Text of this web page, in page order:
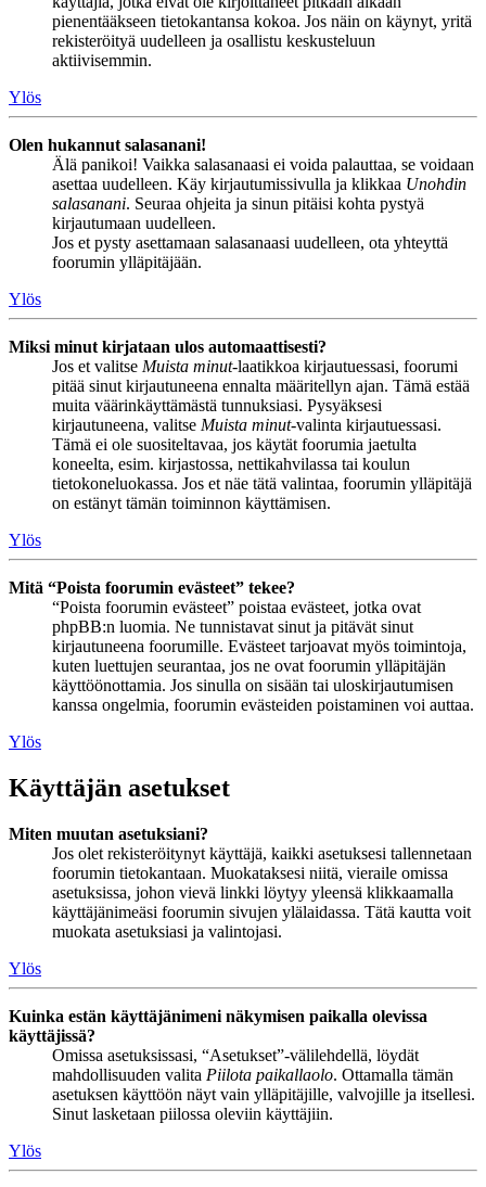
pienentääkseen tietokantansa kokoa. Jos näin on käynyt, yritä
rekisteröityä uudelleen ja osallistu keskusteluun
aktiivisemmin.
Ylös
Olen hukannut salasanani!
Älä panikoi! Vaikka salasanaasi ei voida palauttaa, se voidaan
asettaa uudelleen. Käy kirjautumissivulla ja klikkaa Unohdin
salasanani. Seuraa ohjeita ja sinun pitäisi kohta pystyä
kirjautumaan uudelleen.
Jos et pysty asettamaan salasanaasi uudelleen, ota yhteyttä
foorumin ylläpitäjään.
Ylös
Miksi minut kirjataan ulos automaattisesti?
Jos et valitse Muista minut-laatikkoa kirjautuessasi, foorumi
pitää sinut kirjautuneena ennalta määritellyn ajan. Tämä estää
muita väärinkäyttämästä tunnuksiasi. Pysyäksesi
kirjautuneena, valitse Muista minut-valinta kirjautuessasi.
Tämä ei ole suositeltavaa, jos käytät foorumia jaetulta
koneelta, esim. kirjastossa, nettikahvilassa tai koulun
tietokoneluokassa. Jos et näe tätä valintaa, foorumin ylläpitäjä
on estänyt tämän toiminnon käyttämisen.
Ylös
Mitä “Poista foorumin evästeet” tekee?
“Poista foorumin evästeet” poistaa evästeet, jotka ovat
phpBB:n luomia. Ne tunnistavat sinut ja pitävät sinut
kirjautuneena foorumille. Evästeet tarjoavat myös toimintoja,
kuten luettujen seurantaa, jos ne ovat foorumin ylläpitäjän
käyttöönottamia. Jos sinulla on sisään tai uloskirjautumisen
kanssa ongelmia, foorumin evästeiden poistaminen voi auttaa.
Ylös
Käyttäjän asetukset
Miten muutan asetuksiani?
Jos olet rekisteröitynyt käyttäjä, kaikki asetuksesi tallennetaan
foorumin tietokantaan. Muokataksesi niitä, vieraile omissa
asetuksissa, johon vievä linkki löytyy yleensä klikkaamalla
käyttäjänimeäsi foorumin sivujen ylälaidassa. Tätä kautta voit
muokata asetuksiasi ja valintojasi.
Ylös
Kuinka estän käyttäjänimeni näkymisen paikalla olevissa
käyttäjissä?
Omissa asetuksissasi, “Asetukset”-välilehdellä, löydät
mahdollisuuden valita Piilota paikallaolo. Ottamalla tämän
asetuksen käyttöön näyt vain ylläpitäjille, valvojille ja itsellesi.
Sinut lasketaan piilossa oleviin käyttäjiin.
Ylös